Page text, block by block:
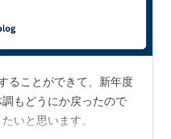
ることができて、新年度
もどうにか戻ったので
いと思います。